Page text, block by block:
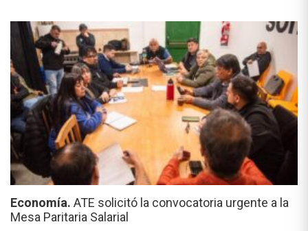
Economía. ATE solicitó la convocatoria urgente a la
Mesa Paritaria Salarial